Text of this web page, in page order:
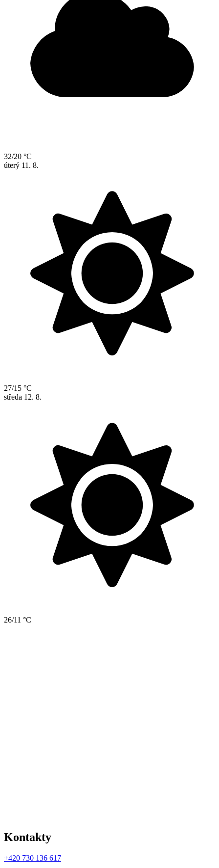
32/20 °C
úterý 11. 8.
27/15 °C
středa 12. 8.
26/11 °C
Kontakty
+420 730 136 617